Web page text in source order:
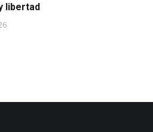
libertad